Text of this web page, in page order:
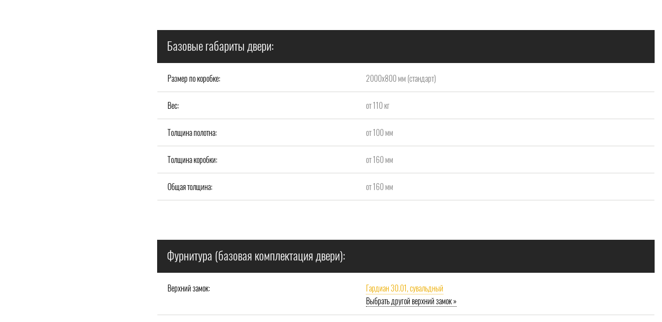
Базовые габариты двери:
Размер по коробке: 2000x800 мм (стандарт)
Вес: от 110 кг
Толщина полотна: от 100 мм
Толщина коробки: от 160 мм
Общая толщина: от 160 мм
Фурнитура (базовая комплектация двери):
Верхний замок:
Гардиан 30.01, сувальдный
Выбрать другой верхний замок »